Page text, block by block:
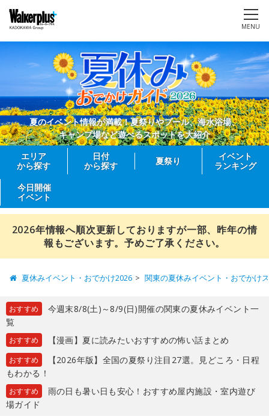
MENU
夏のイベント情報が満載！夏祭りやプール、海水浴場、
キャンプ場など遊べるスポットを大紹介
エリア
から探す
日付
から探す
夏祭り
イベント
ランキング
今日開催
イベント
2026年情報へ順次更新しておりますが一部、昨年の情
報もございます。予めご了承ください。
夏休みイベント・おでかけ2026 関東の夏休みイベント・おでかけ
おすすめ
今週末8/8(土)～8/9(日)開催の関東の夏休みイベント一
覧
おすすめ 【漫画】夏に読みたいおすすめの怖い話まとめ
おすすめ
【2026年版】全国の夏祭り注目27選。見どころ・日程
もわかる！
おすすめ
雨の日も暑い日も安心！おすすめ屋内施設・室内遊び
場ガイド